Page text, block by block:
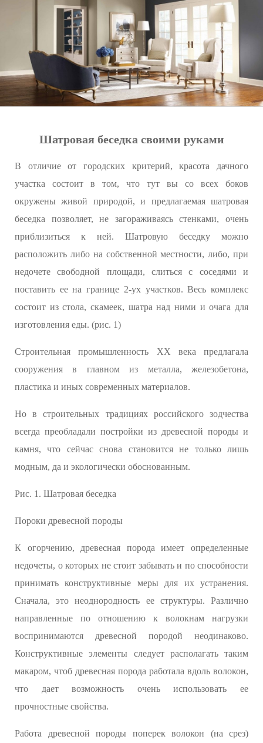
Шатровая беседка своими руками
В отличие от городских критерий, красота дачного
участка состоит в том, что тут вы со всех боков
окружены живой природой, и предлагаемая шатровая
беседка позволяет, не загораживаясь стенками, очень
приблизиться к ней. Шатровую беседку можно
расположить либо на собственной местности, либо, при
недочете свободной площади, слиться с соседями и
поставить ее на границе 2-ух участков. Весь комплекс
состоит из стола, скамеек, шатра над ними и очага для
изготовления еды. (рис. 1)
Строительная промышленность ХХ века предлагала
сооружения в главном из металла, железобетона,
пластика и иных современных материалов.
Но в строительных традициях российского зодчества
всегда преобладали постройки из древесной породы и
камня, что сейчас снова становится не только лишь
модным, да и экологически обоснованным.
Рис. 1. Шатровая беседка
Пороки древесной породы
К огорчению, древесная порода имеет определенные
недочеты, о которых не стоит забывать и по способности
принимать конструктивные меры для их устранения.
Сначала, это неоднородность ее структуры. Различно
направленные по отношению к волокнам нагрузки
воспринимаются древесной породой неодинаково.
Конструктивные элементы следует располагать таким
макаром, чтоб древесная порода работала вдоль волокон,
что дает возможность очень использовать ее
прочностные свойства.
Работа древесной породы поперек волокон (на срез)